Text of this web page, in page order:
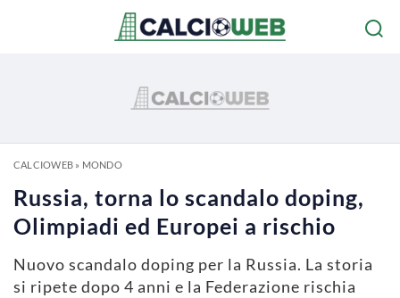
CALCIOWEB» MONDO
Russia, torna lo scandalo doping,
Olimpiadi ed Europei a rischio
Nuovo scandalo doping per la Russia. La storia
si ripete dopo 4 anni e la Federazione rischia